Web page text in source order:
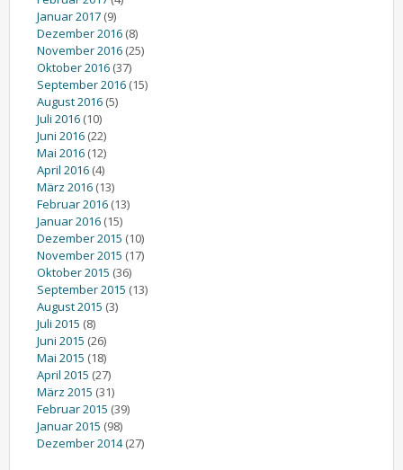
Januar 2017 (9)
Dezember 2016 (8)
November 2016 (25)
Oktober 2016 (37)
September 2016 (15)
August 2016 (5)
Juli 2016 (10)
Juni 2016 (22)
Mai 2016 (12)
April 2016 (4)
März 2016 (13)
Februar 2016 (13)
Januar 2016 (15)
Dezember 2015 (10)
November 2015 (17)
Oktober 2015 (36)
September 2015 (13)
August 2015 (3)
Juli 2015 (8)
Juni 2015 (26)
Mai 2015 (18)
April 2015 (27)
März 2015 (31)
Februar 2015 (39)
Januar 2015 (98)
Dezember 2014(27)